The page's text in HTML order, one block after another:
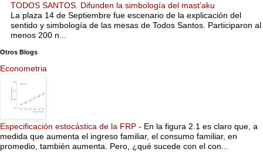
TODOS SANTOS. Difunden la simbología del mast’aku
La plaza 14 de Septiembre fue escenario de la explicación del
sentido y simbología de las mesas de Todos Santos. Participaron al
menos 200 n...
Otros Blogs
Econometria
Especificación estocástica de la FRP - En la figura 2.1 es claro que, a
medida que aumenta el ingreso familiar, el consumo familiar, en
promedio, también aumenta. Pero, ¿qué sucede con el con...